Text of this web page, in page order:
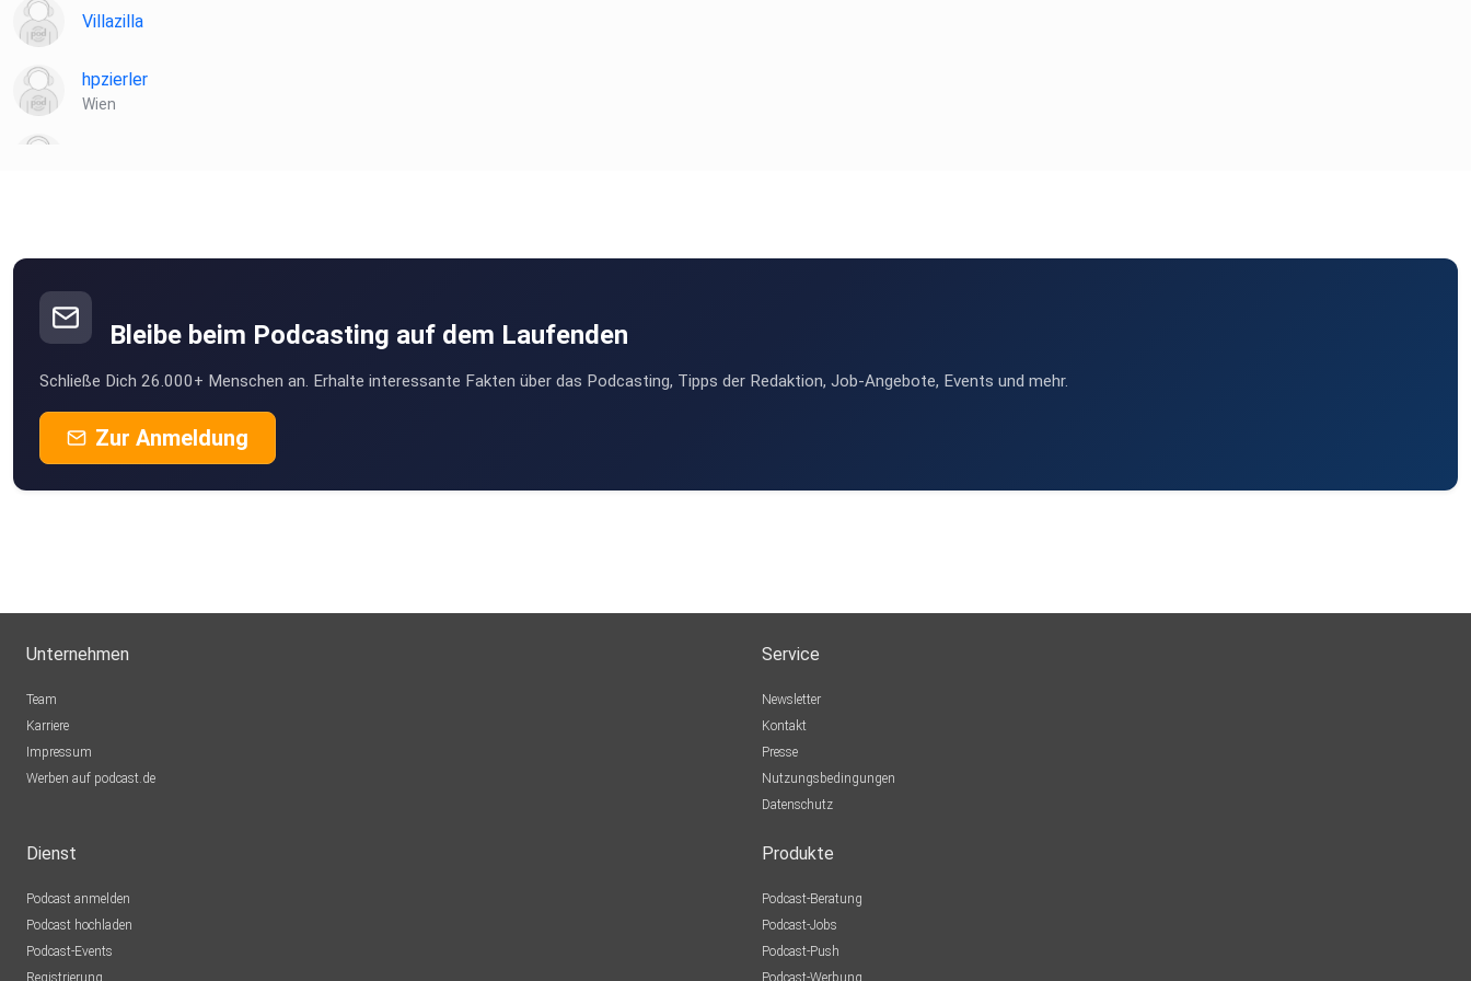
Villazilla
hpzierler
Wien
Bleibe beim Podcasting auf dem Laufenden
Schließe Dich 26.000+ Menschen an. Erhalte interessante Fakten über das Podcasting, Tipps der Redaktion, Job-Angebote, Events und mehr.
Zur Anmeldung
Unternehmen
Team
Karriere
Impressum
Werben auf podcast.de
Service
Newsletter
Kontakt
Presse
Nutzungsbedingungen
Datenschutz
Dienst
Podcast anmelden
Podcast hochladen
Podcast-Events
Registrierung
Produkte
Podcast-Beratung
Podcast-Jobs
Podcast-Push
Podcast-Werbung